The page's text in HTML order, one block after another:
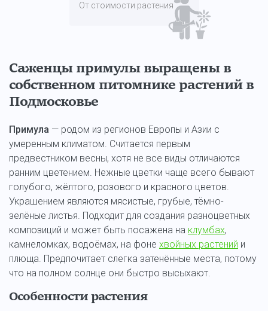
От стоимости растения
Саженцы примулы выращены в
собственном питомнике растений в
Подмосковье
Примула — родом из регионов Европы и Азии с
умеренным климатом. Считается первым
предвестником весны, хотя не все виды отличаются
ранним цветением. Нежные цветки чаще всего бывают
голубого, жёлтого, розового и красного цветов.
Украшением являются мясистые, грубые, тёмно-
зелёные листья. Подходит для создания разноцветных
композиций и может быть посажена на клумбах,
камнеломках, водоёмах, на фоне хвойных растений и
плюща. Предпочитает слегка затенённые места, потому
что на полном солнце они быстро высыхают.
Особенности растения